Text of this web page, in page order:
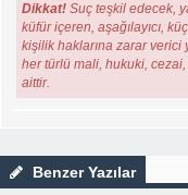
Dikkat! Suç teşkil edecek,
küfür içeren, aşağılayıcı,
kişilik haklarına zarar
her türlü mali, hukuki,
aittir.
Benzer Yazılar